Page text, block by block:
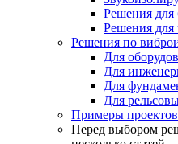
Решения для
Решения для
Решения по
Для
Для
Для
Для
Примеры проектов
Перед выбором